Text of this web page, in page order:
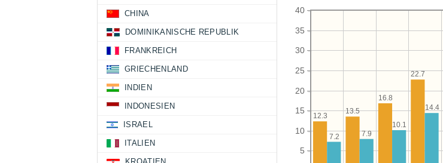
5
10
15
20
25
30
35
40
22.7
16.8
13.5
12.3
14.4
10.1
7.9
7.2
CHINA
DOMINIKANISCHE REPUBLIK
FRANKREICH
GRIECHENLAND
INDIEN
INDONESIEN
ISRAEL
ITALIEN